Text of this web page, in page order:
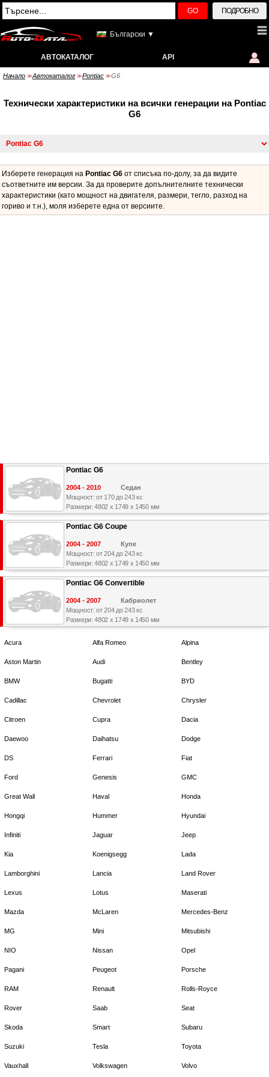
GO ПОДРОБНО
Български ▼
АВТОКАТАЛОГ API
Начало >> Автокаталог >> Pontiac >> G6
Технически характеристики на всички генерации на Pontiac
G6
Изберете генерация на Pontiac G6 от списъка по-долу, за да видите
съответните им версии. За да проверите допълнителните технически
характеристики (като мощност на двигателя, размери, тегло, разход на
гориво и т.н.), моля изберете една от версиите.
Pontiac G6
2004 - 2010
Седан
Мощност: от 170 до 243 кс
Размери: 4802 x 1749 x 1450 мм
Pontiac G6 Coupe
2004 - 2007
Купе
Мощност: от 204 до 243 кс
Размери: 4802 x 1749 x 1450 мм
Pontiac G6 Convertible
2004 - 2007
Кабриолет
Мощност: от 204 до 243 кс
Размери: 4802 x 1749 x 1450 мм
Acura Alfa Romeo Alpina
Aston Martin Audi Bentley
BMW Bugatti BYD
Cadillac Chevrolet Chrysler
Citroen Cupra Dacia
Daewoo Daihatsu Dodge
DS Ferrari Fiat
Ford Genesis GMC
Great Wall Haval Honda
Hongqi Hummer Hyundai
Infiniti Jaguar Jeep
Kia Koenigsegg Lada
Lamborghini Lancia Land Rover
Lexus Lotus Maserati
Mazda McLaren Mercedes-Benz
MG Mini Mitsubishi
NIO Nissan Opel
Pagani Peugeot Porsche
RAM Renault Rolls-Royce
Rover Saab Seat
Skoda Smart Subaru
Suzuki Tesla Toyota
Vauxhall Volkswagen Volvo